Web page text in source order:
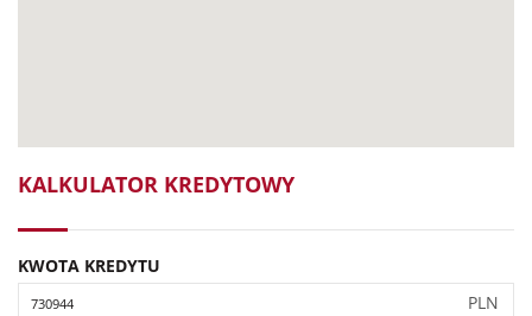
KALKULATOR KREDYTOWY
KWOTA KREDYTU
PLN